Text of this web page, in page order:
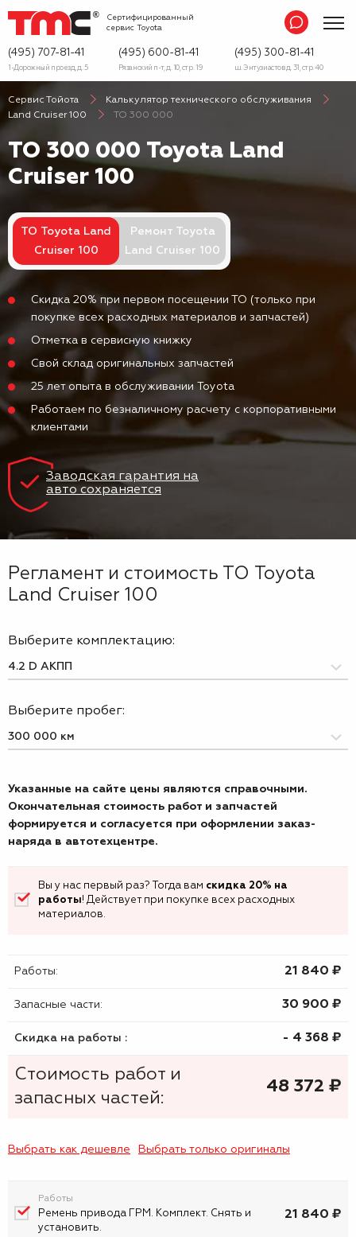
Сертифицированный
сервис Toyota
(495) 707-81-41
1-Дорожный проезд, д. 5
(495) 600-81-41
Рязанский п-т, д. 10, стр. 19
(495) 300-81-41
ш. Энтузиастов д. 31, стр. 40
Сервис Тойота
Калькулятор технического обслуживания
Land Cruiser 100
ТО 300 000
ТО 300 000 Toyota Land
Cruiser 100
ТО Toyota Land
Cruiser 100
Ремонт Toyota
Land Cruiser 100
Скидка 20% при первом посещении ТО (только при
покупке всех расходных материалов и запчастей)
Отметка в сервисную книжку
Свой склад оригинальных запчастей
25 лет опыта в обслуживании Toyota
Работаем по безналичному расчету с корпоративными
клиентами
Заводская гарантия на
авто сохраняется
Регламент и стоимость ТО Toyota
Land Cruiser 100
Выберите комплектацию:
Выберите пробег:
Указанные на сайте цены являются справочными.
Окончательная стоимость работ и запчастей
формируется и согласуется при оформлении заказ-
наряда в автотехцентре.
Вы у нас первый раз? Тогда вам скидка 20% на
работы! Действует при покупке всех расходных
материалов.
Работы: 21 840 ₷
Запасные части: 30 900 ₷
Скидка на работы : - 4 368 ₷
Стоимость работ и
запасных частей:
48 372 ₷
Выбрать как дешевле Выбрать только оригиналы
Работы
Ремень привода ГРМ. Комплект. Снять и
установить.
21 840 ₽